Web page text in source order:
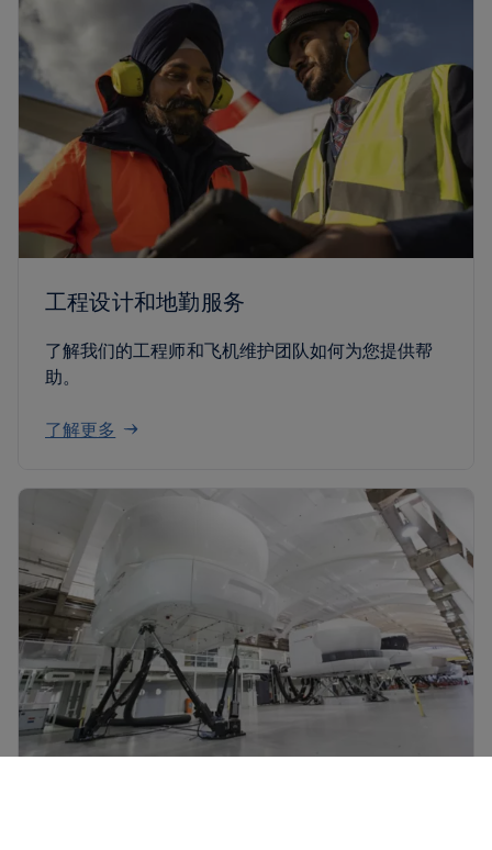
工程设计和地勤服务
了解我们的工程师和飞机维护团队如何为您提供帮
助。
了解更多